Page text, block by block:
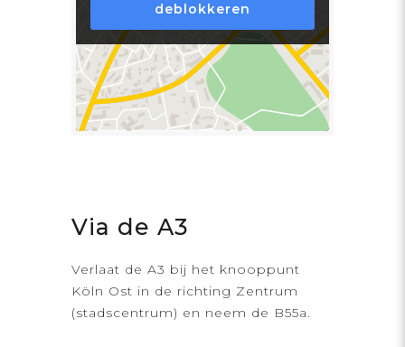
deblokkeren
Via de A3
Verlaat de A3 bij het knooppunt
Köln Ost in de richting Zentrum
(stadscentrum) en neem de B55a.